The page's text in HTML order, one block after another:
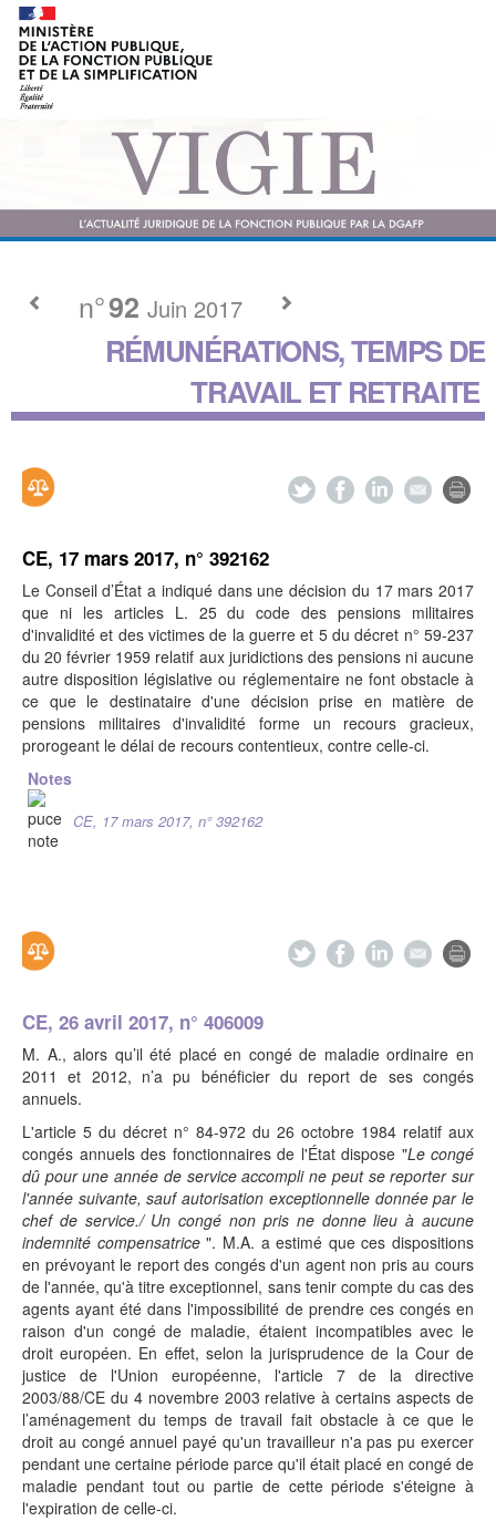
n°92 Juin 2017
RÉMUNÉRATIONS, TEMPS DE
TRAVAIL ET RETRAITE
CE, 17 mars 2017, n° 392162
Le Conseil d’État a indiqué dans une décision du 17 mars 2017
que ni les articles L. 25 du code des pensions militaires
d'invalidité et des victimes de la guerre et 5 du décret n° 59-237
du 20 février 1959 relatif aux juridictions des pensions ni aucune
autre disposition législative ou réglementaire ne font obstacle à
ce que le destinataire d'une décision prise en matière de
pensions militaires d'invalidité forme un recours gracieux,
prorogeant le délai de recours contentieux, contre celle-ci.
Notes
CE, 17 mars 2017, n° 392162
CE, 26 avril 2017, n° 406009
M. A., alors qu’il été placé en congé de maladie ordinaire en
2011 et 2012, n’a pu bénéficier du report de ses congés
annuels.
L'article 5 du décret n° 84-972 du 26 octobre 1984 relatif aux
congés annuels des fonctionnaires de l'État dispose "Le congé
dû pour une année de service accompli ne peut se reporter sur
l'année suivante, sauf autorisation exceptionnelle donnée par le
chef de service./ Un congé non pris ne donne lieu à aucune
indemnité compensatrice". M.A. a estimé que ces dispositions
en prévoyant le report des congés d'un agent non pris au cours
de l'année, qu'à titre exceptionnel, sans tenir compte du cas des
agents ayant été dans l'impossibilité de prendre ces congés en
raison d'un congé de maladie, étaient incompatibles avec le
droit européen. En effet, selon la jurisprudence de la Cour de
justice de l'Union européenne, l'article 7 de la directive
2003/88/CE du 4 novembre 2003 relative à certains aspects de
l’aménagement du temps de travail fait obstacle à ce que le
droit au congé annuel payé qu'un travailleur n'a pas pu exercer
pendant une certaine période parce qu'il était placé en congé de
maladie pendant tout ou partie de cette période s'éteigne à
l'expiration de celle-ci.